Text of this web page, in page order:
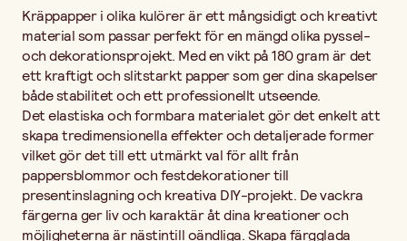
Kräppapper i olika kulörer är ett mångsidigt och kreativt
material som passar perfekt för en mängd olika pyssel-
och dekorationsprojekt. Med en vikt på 180 gram är det
ett kraftigt och slitstarkt papper som ger dina skapelser
både stabilitet och ett professionellt utseende.
Det elastiska och formbara materialet gör det enkelt att
skapa tredimensionella effekter och detaljerade former
vilket gör det till ett utmärkt val för allt från
pappersblommor och festdekorationer till
presentinslagning och kreativa DIY-projekt. De vackra
färgerna ger liv och karaktär åt dina kreationer och
möjligheterna är nästintill oändliga. Skapa färgglada